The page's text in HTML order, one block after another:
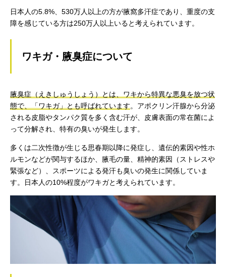
日本人の5.8%、530万人以上の方が腋窩多汗症であり、重度の支
障を感じている方は250万人以上いると考えられています。
ワキガ・腋臭症について
腋臭症（えきしゅうしょう）とは、ワキから特異な悪臭を放つ状
態で、「ワキガ」とも呼ばれています。アポクリン汗腺から分泌
される皮脂やタンパク質を多く含む汗が、皮膚表面の常在菌によ
って分解され、特有の臭いが発生します。
多くは二次性徴が生じる思春期以降に発症し、遺伝的素因や性ホ
ルモンなどが関与するほか、腋毛の量、精神的素因（ストレスや
緊張など）、スポーツによる発汗も臭いの発生に関係していま
す。日本人の10%程度がワキガと考えられています。